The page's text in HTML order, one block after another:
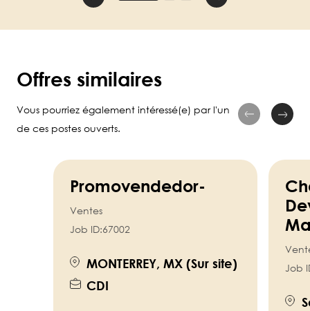
Offres similaires
Vous pourriez également intéressé(e) par l'un
de ces postes ouverts.
Promovendedor-
Ventes
Job ID:67002
MONTERREY, MX (Sur site)
CDI
Job